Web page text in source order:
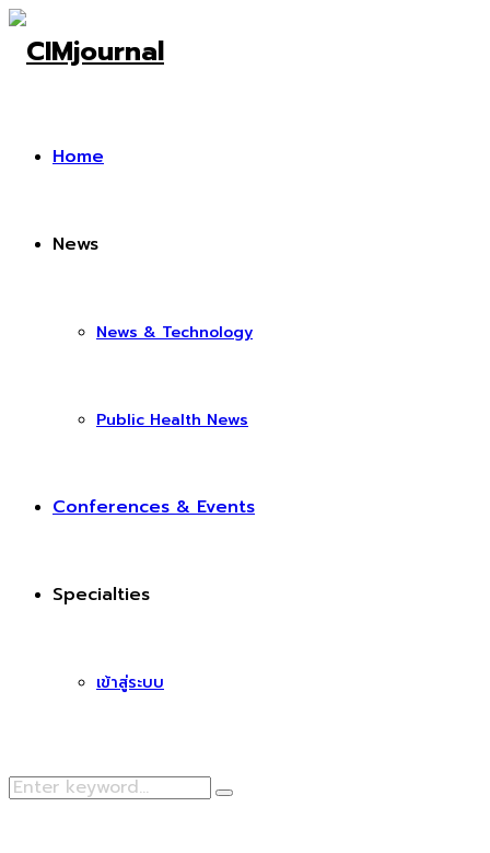
Home
News
News & Technology
Public Health News
Conferences & Events
Specialties
เข้าสู่ระบบ
Search
Search